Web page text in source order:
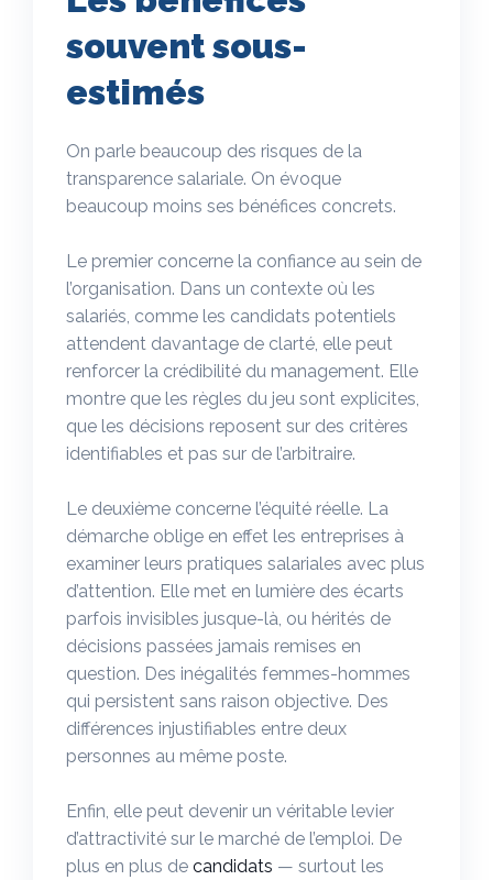
souvent sous-
estimés
On parle beaucoup des risques de la
transparence salariale. On évoque
beaucoup moins ses bénéfices concrets.
Le premier concerne la confiance au sein de
l’organisation. Dans un contexte où les
salariés, comme les candidats potentiels
attendent davantage de clarté, elle peut
renforcer la crédibilité du management. Elle
montre que les règles du jeu sont explicites,
que les décisions reposent sur des critères
identifiables et pas sur de l’arbitraire.
Le deuxième concerne l’équité réelle. La
démarche oblige en effet les entreprises à
examiner leurs pratiques salariales avec plus
d’attention. Elle met en lumière des écarts
parfois invisibles jusque-là, ou hérités de
décisions passées jamais remises en
question. Des inégalités femmes-hommes
qui persistent sans raison objective. Des
différences injustifiables entre deux
personnes au même poste.
Enfin, elle peut devenir un véritable levier
d’attractivité sur le marché de l’emploi. De
plus en plus de candidats — surtout les